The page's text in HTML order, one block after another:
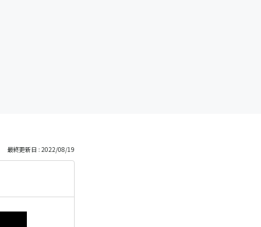
最終更新日 : 2022/08/19